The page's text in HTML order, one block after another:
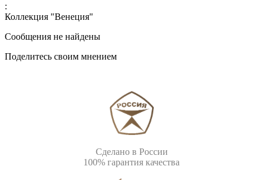
:
Коллекция "Венеция"
Сообщения не найдены
Поделитесь своим мнением
Сделано в России
100% гарантия качества